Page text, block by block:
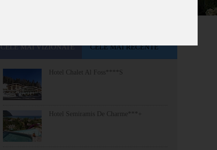
CELE MAI VIZIONATE CELE MAI RECENTE
Hotel Chalet Al Foss****S
Hotel Semiramis De Charme***+